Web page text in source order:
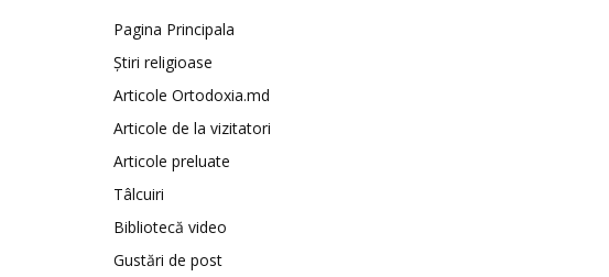
Pagina Principala
Știri religioase
Articole Ortodoxia.md
Articole de la vizitatori
Articole preluate
Tâlcuiri
Bibliotecă video
Gustări de post